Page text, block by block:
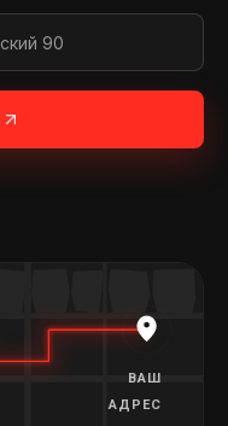
ВАШ
АДРЕС